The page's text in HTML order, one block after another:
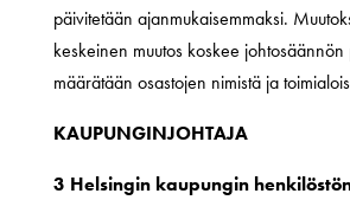
päivitetään ajanmukaisemmaksi.
keskeinen muutos koskee
määrätään osastojen nimistä ja
KAUPUNGINJOHTAJA
3 Helsingin kaupungin